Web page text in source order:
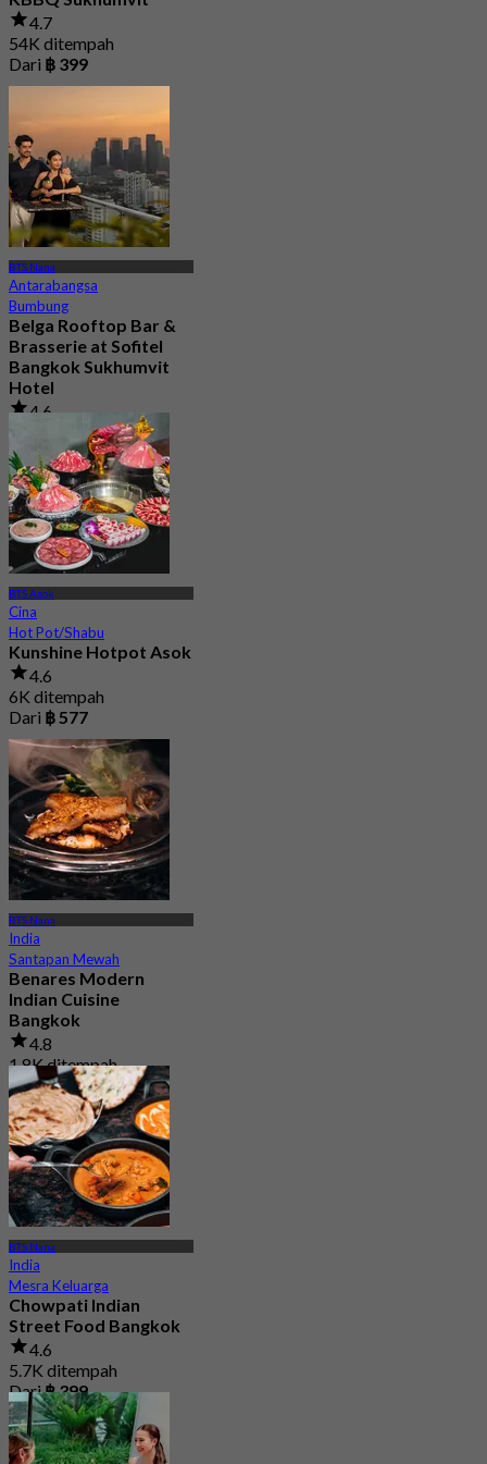
4.7
54K ditempah
Dari ฿ 399
BTS Nana
Antarabangsa
Bumbung
Belga Rooftop Bar &
Brasserie at Sofitel
Bangkok Sukhumvit
Hotel
4.6
1.4K ditempah
Dari
฿ 996.66
BTS Asok
Cina
Hot Pot/Shabu
Kunshine Hotpot Asok
4.6
6K ditempah
Dari ฿ 577
BTS Nana
India
Santapan Mewah
Benares Modern
Indian Cuisine
Bangkok
4.8
1.8K ditempah
Dari฿ 881.25
BTS Nana
India
Mesra Keluarga
Chowpati Indian
Street Food Bangkok
4.6
5.7K ditempah
Dari฿ 399